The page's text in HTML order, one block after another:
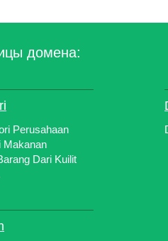
домена:
Perusahaan
Makanan
Dari Kuilit